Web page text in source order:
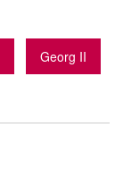
Georg II